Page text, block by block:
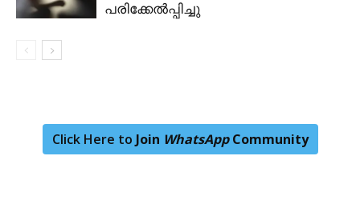
പരിക്കേൽപ്പിച്ചു
Click Here to Join WhatsAppCommunity